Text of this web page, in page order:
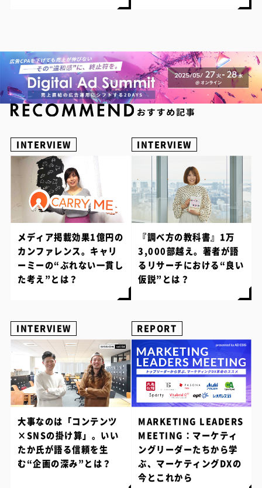
INTERVIEW
メディア掲載効果1億円の
カンファレンス。キャリ
ーミーの“ぶれない一貫し
た考え”とは？
INTERVIEW
『調べ方の教科書』1万
3,000部越え。著者が語
るリサーチにおける“良い
仮説”とは？
INTERVIEW
大事なのは「コンテンツ
×SNSの掛け算」。いい
たか氏が語る信頼を生
む“企画の深み”とは？
REPORT
MARKETING LEADERS
MEETING：マーケティ
ングリーダーたちから学
ぶ、マーケティングDXの
今とこれから